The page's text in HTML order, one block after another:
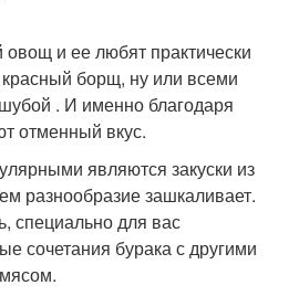
и ее любят практически
красный борщ, ну или всеми
. И именно благодаря
отменный вкус.
являются закуски из
разнообразие зашкаливает.
специально для вас
сочетания бурака с другими